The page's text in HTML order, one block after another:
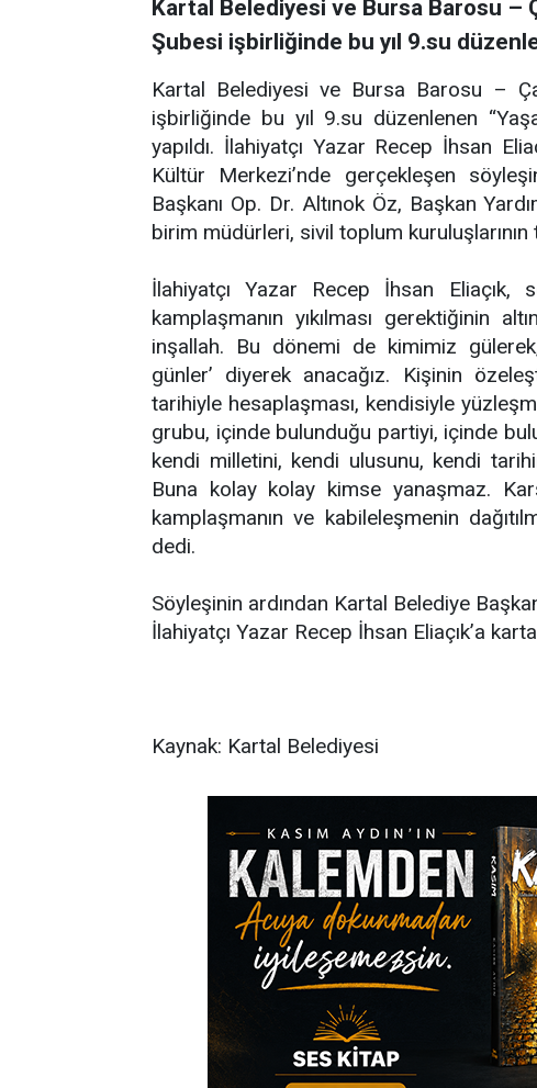
Kartal Belediyesi ve Bursa Barosu –
Şubesi işbirliğinde bu yıl 9.su
Kartal Belediyesi ve Bursa Barosu –
işbirliğinde bu yıl 9.su düzenlenen
yapıldı. İlahiyatçı Yazar Recep İhsan
Kültür Merkezi’nde gerçekleşen
Başkanı Op. Dr. Altınok Öz, Başkan
birim müdürleri, sivil toplum
İlahiyatçı Yazar Recep İhsan Eliaçık,
kamplaşmanın yıkılması gerektiğinin
inşallah. Bu dönemi de kimimiz
günler’ diyerek anacağız. Kişinin
tarihiyle hesaplaşması, kendisiyle
grubu, içinde bulunduğu partiyi, içinde
kendi milletini, kendi ulusunu, kendi
Buna kolay kolay kimse yanaşmaz.
kamplaşmanın ve kabileleşmenin
dedi.
Söyleşinin ardından Kartal Belediye
İlahiyatçı Yazar Recep İhsan Eliaçık’a
Kaynak: Kartal Belediyesi